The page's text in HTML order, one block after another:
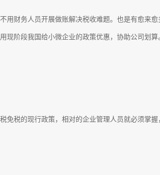
财务人员开展做账解决税收难题。也是有愈来
阶段我国给小微企业的政策优惠，协助公司划算
税的现行政策，相对的企业管理人员就必须掌